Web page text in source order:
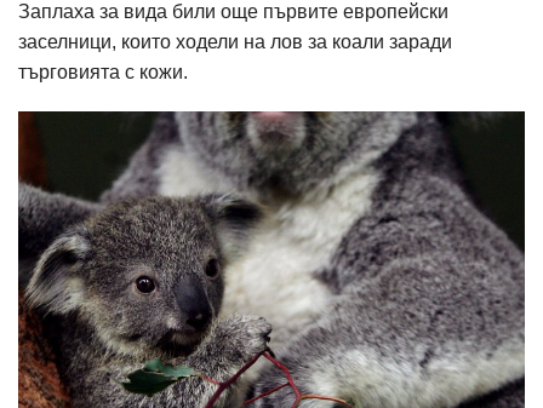
Заплаха за вида били още първите европейски
заселници, които ходели на лов за коали заради
търговията с кожи.